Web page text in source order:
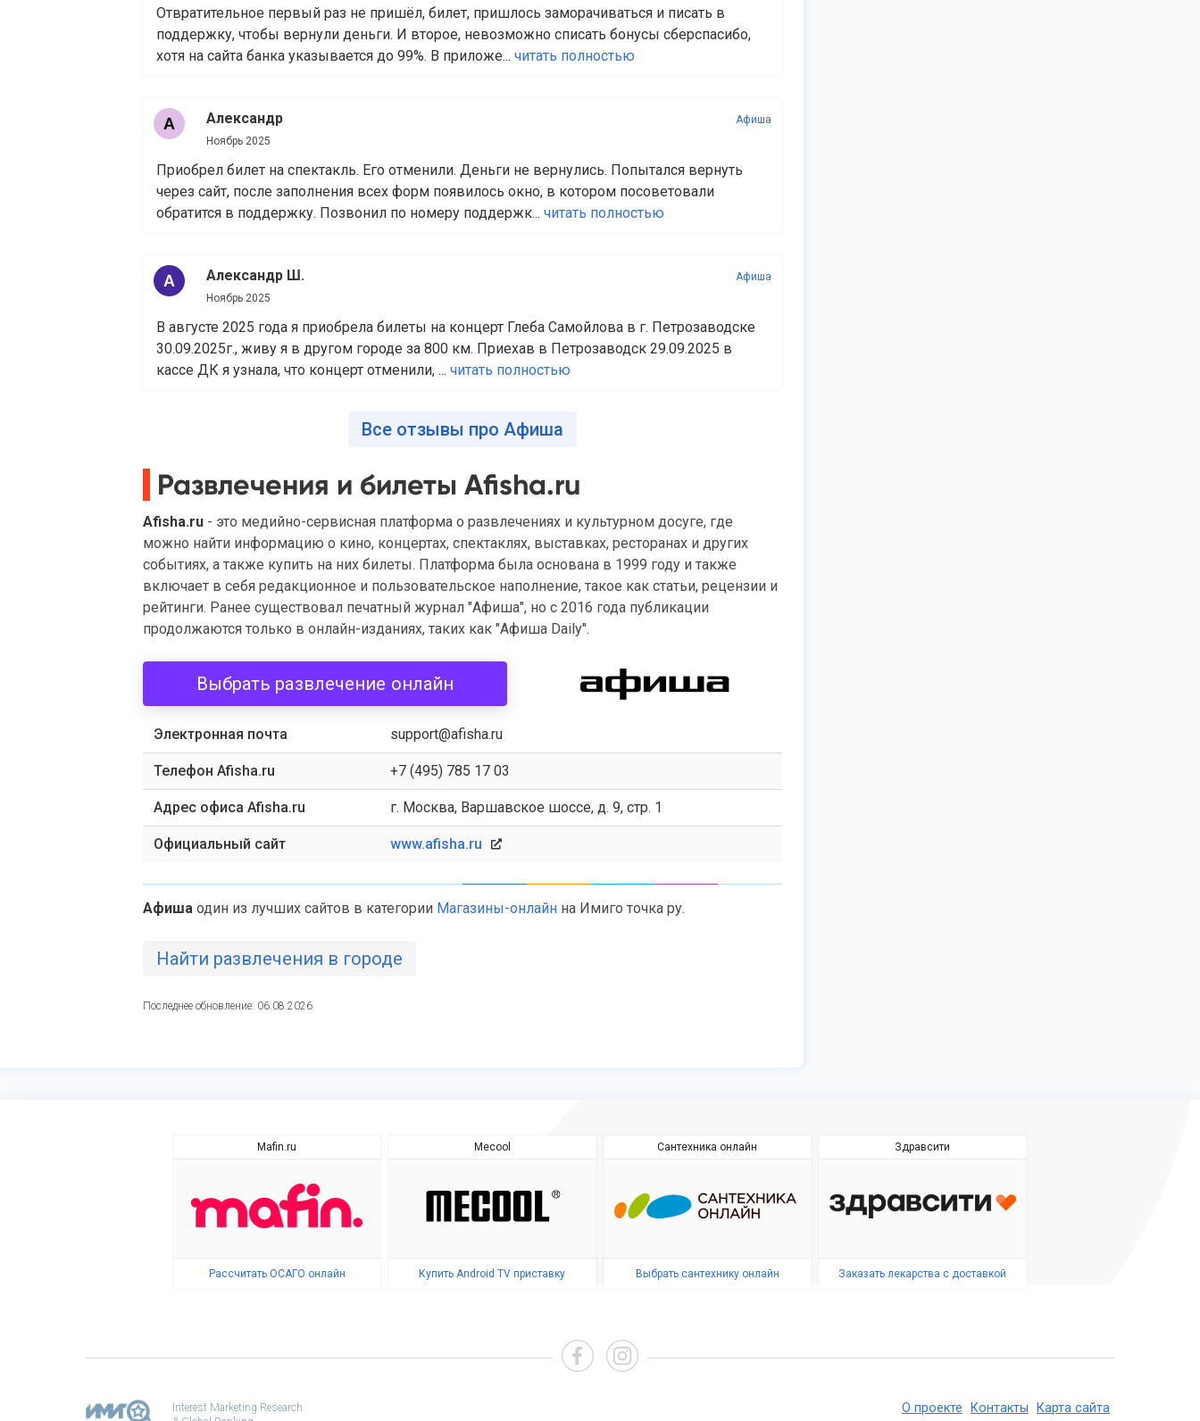
Отвратительное первый раз не пришëл, билет, пришлось заморачиваться и писать в
поддержку, чтобы вернули деньги. И второе, невозможно списать бонусы сберспасибо,
хотя на сайта банка указывается до 99%. В приложе... читать полностью
Александр
Ноябрь 2025
Афиша
Приобрел билет на спектакль. Его отменили. Деньги не вернулись. Попытался вернуть
через сайт, после заполнения всех форм появилось окно, в котором посоветовали
обратится в поддержку. Позвонил по номеру поддержк... читать полностью
Александр Ш.
Ноябрь 2025
Афиша
В августе 2025 года я приобрела билеты на концерт Глеба Самойлова в г. Петрозаводске
30.09.2025г., живу я в другом городе за 800 км. Приехав в Петрозаводск 29.09.2025 в
кассе ДК я узнала, что концерт отменили, ... читать полностью
Все отзывы про Афиша
Развлечения и билеты Afisha.ru
Afisha.ru - это медийно-сервисная платформа о развлечениях и культурном досуге, где
можно найти информацию о кино, концертах, спектаклях, выставках, ресторанах и других
событиях, а также купить на них билеты. Платформа была основана в 1999 году и также
включает в себя редакционное и пользовательское наполнение, такое как статьи, рецензии и
рейтинги. Ранее существовал печатный журнал "Афиша", но с 2016 года публикации
продолжаются только в онлайн-изданиях, таких как "Афиша Daily".
Выбрать развлечение онлайн
Электронная почта support@afisha.ru
Телефон Afisha.ru +7 (495) 785 17 03
Адрес офиса Afisha.ru г. Москва, Варшавское шоссе, д. 9, стр. 1
Официальный сайт www.afisha.ru
Афиша один из лучших сайтов в категории Магазины-онлайн на Имиго точка ру.
Найти развлечения в городе
Последнее обновление: 06.08.2026
Mafin.ru
Рассчитать ОСАГО онлайн
Mecool
Купить Android TV приставку
Сантехника онлайн
Выбрать сантехнику онлайн
Здравсити
Заказать лекарства с доставкой
Interest Marketing Research
О проекте Контакты Карта сайта